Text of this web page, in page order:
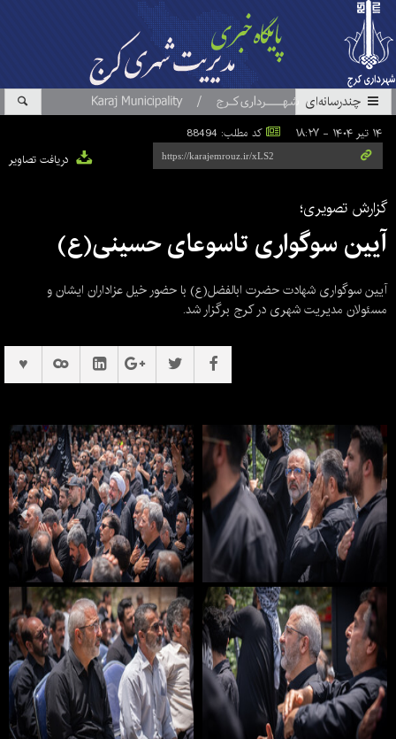
چندرسانه‌ای
۱۴ تیر ۱۴۰۴ - ۱۸:۲۷
کد مطلب: 88494
دریافت تصاویر
گزارش تصویری؛
آیین سوگواری تاسوعای حسینی(ع)
آیین سوگواری شهادت حضرت ابالفضل(ع) با حضور خیل عزاداران ایشان و
مسئولان مدیریت شهری در کرج برگزار شد.